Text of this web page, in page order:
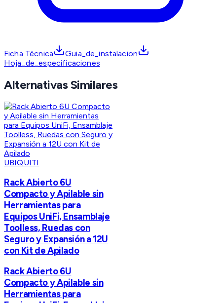
Ficha Técnica
Guia_de_instalacion
Hoja_de_especificaciones
Alternativas Similares
UBIQUITI
Rack Abierto 6U
Compacto y Apilable sin
Herramientas para
Equipos UniFi, Ensamblaje
Toolless, Ruedas con
Seguro y Expansión a 12U
con Kit de Apilado
Rack Abierto 6U
Compacto y Apilable sin
Herramientas para